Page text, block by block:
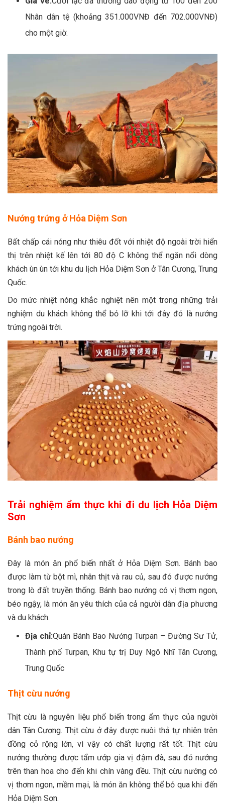
Nhân dân tệ (khoảng 351.000VNĐ đến 702.000VNĐ)
cho một giờ.
Nướng trứng ở Hỏa Diệm Sơn
Bất chấp cái nóng như thiêu đốt với nhiệt độ ngoài trời hiển
thị trên nhiệt kế lên tới 80 độ C không thể ngăn nổi dòng
khách ùn ùn tới khu du lịch Hỏa Diệm Sơn ở Tân Cương, Trung
Quốc.
Do mức nhiệt nóng khắc nghiệt nên một trong những trải
nghiệm du khách không thể bỏ lỡ khi tới đây đó là nướng
trứng ngoài trời.
Trải nghiệm ẩm thực khi đi du lịch Hỏa Diệm
Sơn
Bánh bao nướng
Đây là món ăn phổ biến nhất ở Hỏa Diệm Sơn. Bánh bao
được làm từ bột mì, nhân thịt và rau củ, sau đó được nướng
trong lò đất truyền thống. Bánh bao nướng có vị thơm ngon,
béo ngậy, là món ăn yêu thích của cả người dân địa phương
và du khách.
Địa chỉ:Quán Bánh Bao Nướng Turpan – Đường Sư Tử,
Thành phố Turpan, Khu tự trị Duy Ngô Nhĩ Tân Cương,
Trung Quốc
Thịt cừu nướng
Thịt cừu là nguyên liệu phổ biến trong ẩm thực của người
dân Tân Cương. Thịt cừu ở đây được nuôi thả tự nhiên trên
đồng cỏ rộng lớn, vì vậy có chất lượng rất tốt. Thịt cừu
nướng thường được tẩm ướp gia vị đậm đà, sau đó nướng
trên than hoa cho đến khi chín vàng đều. Thịt cừu nướng có
vị thơm ngon, mềm mại, là món ăn không thể bỏ qua khi đến
Hỏa Diệm Sơn.